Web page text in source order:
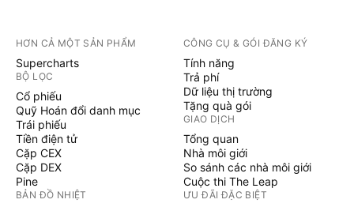
HƠN CẢ MỘT SẢN PHẨM
Supercharts
BỘ LỌC
Cổ phiếu
Quỹ Hoán đổi danh mục
Trái phiếu
Tiền điện tử
Cặp CEX
Cặp DEX
Pine
BẢN ĐỒ NHIỆT
CÔNG CỤ & GÓI ĐĂNG KÝ
Tính năng
Trả phí
Dữ liệu thị trường
Tặng quà gói
GIAO DỊCH
Tổng quan
Nhà môi giới
So sánh các nhà môi giới
Cuộc thi The Leap
ƯU ĐÃI ĐẶC BIỆT